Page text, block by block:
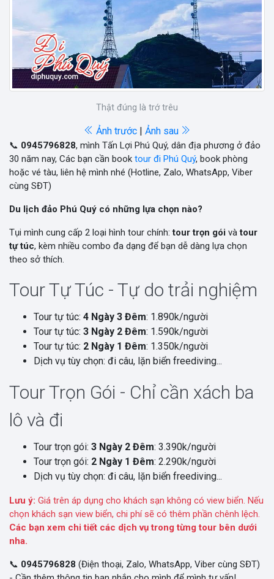
Thật đúng là trớ trêu
Ảnh trước| Ảnh sau
📞 0945796828, mình Tấn Lợi Phú Quý, dân địa phương ở đảo
30 năm nay, Các bạn cần book tour đi Phú Quý, book phòng
hoặc vé tàu, liên hệ mình nhé (Hotline, Zalo, WhatsApp, Viber
cùng SĐT)
Du lịch đảo Phú Quý có những lựa chọn nào?
Tụi mình cung cấp 2 loại hình tour chính:tour trọn gói vàtour
tự túc, kèm nhiều combo đa dạng để bạn dễ dàng lựa chọn
theo sở thích.
Tour Tự Túc - Tự do trải nghiệm
Tour tự túc: 4 Ngày 3 Đêm: 1.890k/người
Tour tự túc: 3 Ngày 2 Đêm: 1.590k/người
Tour tự túc: 2 Ngày 1 Đêm: 1.350k/người
Dịch vụ tùy chọn: đi câu, lặn biển freediving...
Tour Trọn Gói - Chỉ cần xách ba
lô và đi
Tour trọn gói: 3 Ngày 2 Đêm: 3.390k/người
Tour trọn gói: 2 Ngày 1 Đêm: 2.290k/người
Dịch vụ tùy chọn: đi câu, lặn biển freediving...
Lưu ý: Giá trên áp dụng cho khách sạn không có view biển. Nếu
chọn khách sạn view biển, chi phí sẽ có thêm phần chênh lệch.
Các bạn xem chi tiết các dịch vụ trong từng tour bên dưới
nha.
📞 0945796828 (Điện thoại, Zalo, WhatsApp, Viber cùng SĐT)